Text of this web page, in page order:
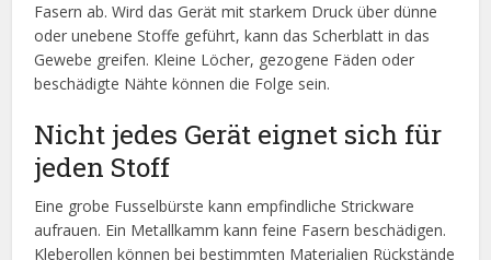
Fasern ab. Wird das Gerät mit starkem Druck über dünne
oder unebene Stoffe geführt, kann das Scherblatt in das
Gewebe greifen. Kleine Löcher, gezogene Fäden oder
beschädigte Nähte können die Folge sein.
Nicht jedes Gerät eignet sich für
jeden Stoff
Eine grobe Fusselbürste kann empfindliche Strickware
aufrauen. Ein Metallkamm kann feine Fasern beschädigen.
Kleberollen können bei bestimmten Materialien Rückstände